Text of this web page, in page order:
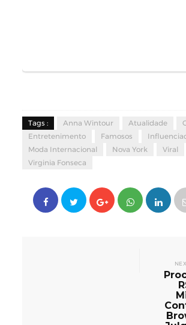
Tags : Anna Wintour Atualidade
Entretenimento
Famosos
Moda Internacional
Nova York
Viral
Virginia Fonseca